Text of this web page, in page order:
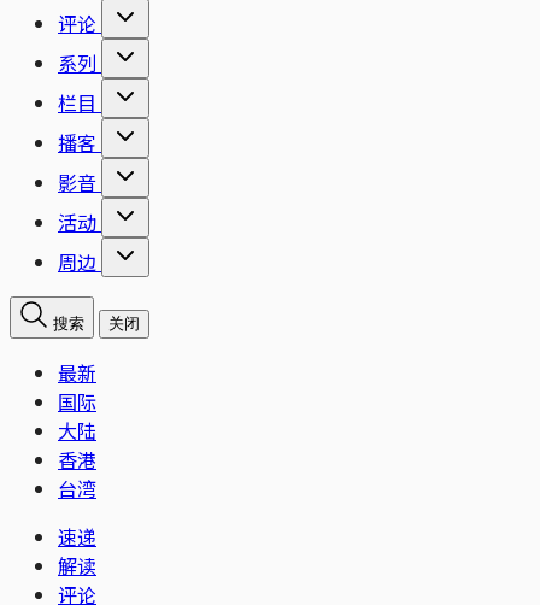
评论
系列
栏目
播客
影音
活动
周边
搜索 关闭
最新
国际
大陆
香港
台湾
速递
解读
评论